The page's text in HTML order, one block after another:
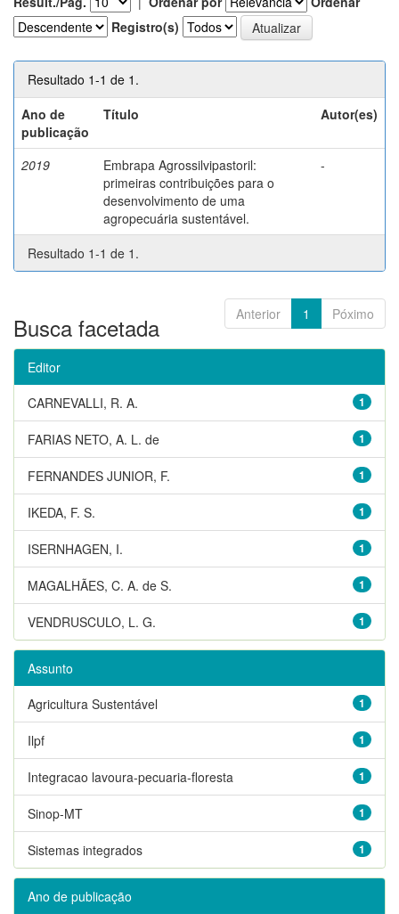
Registro(s)
Resultado 1-1 de 1.
Ano de
publicação
Título Autor(es)
2019
Embrapa Agrossilvipastoril:
primeiras contribuições para o
desenvolvimento de uma
agropecuária sustentável.
-
Resultado 1-1 de 1.
Anterior 1 Póximo
Busca facetada
Editor
1
CARNEVALLI, R. A.
1
FARIAS NETO, A. L. de
1
FERNANDES JUNIOR, F.
1
IKEDA, F. S.
1
ISERNHAGEN, I.
1
MAGALHÃES, C. A. de S.
1
VENDRUSCULO, L. G.
Assunto
1
Agricultura Sustentável
1
Ilpf
1
Integracao lavoura-pecuaria-floresta
1
Sinop-MT
1
Sistemas integrados
Ano de publicação